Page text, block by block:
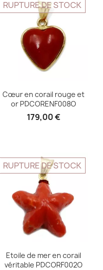
Cœur en corail rouge et
or PDCORENF008O
179,00 €
RUPTURE DE STOCK
Etoile de mer en corail
véritable PDCORF002O
RUPTURE DE STOCK